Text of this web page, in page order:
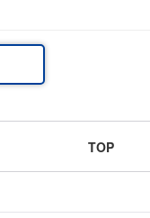
TOP